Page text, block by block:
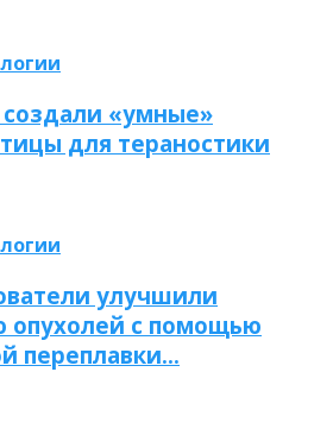
«умные»
для тераностики
улучшили
опухолей с помощью
переплавки…